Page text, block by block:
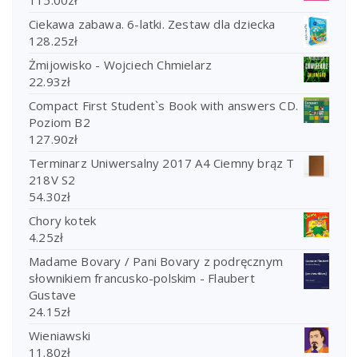
Ciekawa zabawa. 6-latki. Zestaw dla dziecka
128.25zł
Żmijowisko - Wojciech Chmielarz
22.93zł
Compact First Student`s Book with answers CD.
Poziom B2
127.90zł
Terminarz Uniwersalny 2017 A4 Ciemny brąz T
218V S2
54.30zł
Chory kotek
4.25zł
Madame Bovary / Pani Bovary z podręcznym
słownikiem francusko-polskim - Flaubert
Gustave
24.15zł
Wieniawski
11.80zł